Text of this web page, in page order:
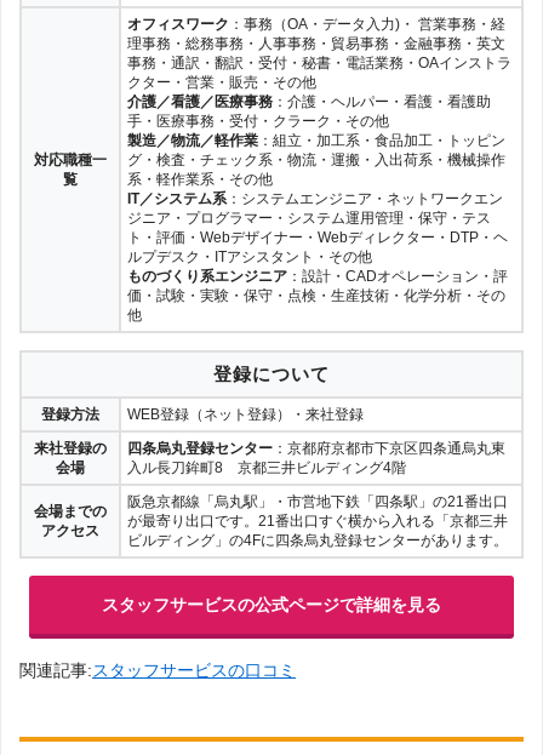
株式会社アソウ・ヒューマニーセン
0件
株式会社ワン・ワールド
対応職種一
覧
オフィスワーク ：事務（OA・データ入力)・ 営業事務・経
理事務・総務事務・人事事務・貿易事務・金融事務・英文
事務・通訳・翻訳・受付・秘書・電話業務・OAインストラ
クター・営業・販売・その他
介護／看護／医療事務 ：介護・ヘルパー・看護・看護助
手・医療事務・受付・クラーク・その他
製造／物流／軽作業 ：組立・加工系・食品加工・トッピン
グ・検査・チェック系・物流・運搬・入出荷系・機械操作
系・軽作業系・その他
IT／システム系：システムエンジニア・ネットワークエン
ジニア・プログラマー・システム運用管理・保守・テス
ト・評価・Webデザイナー・Webディレクター・DTP・ヘ
ルプデスク・ITアシスタント・その他
ものづくり系エンジニア ：設計・CADオペレーション・評
価・試験・実験・保守・点検・生産技術・化学分析・その
他
登録について
登録方法
WEB登録（ネット登録）・来社登録
来社登録の
会場
四条烏丸登録センター ：京都府京都市下京区四条通烏丸東
入ル長刀鉾町8 京都三井ビルディング4階
会場までの
アクセス
阪急京都線「烏丸駅」・市営地下鉄「四条駅」の21番出口
が最寄り出口です。21番出口すぐ横から入れる「京都三井
ビルディング」の4Fに四条烏丸登録センターがあります。
スタッフサービスの公式ページで詳細を見る
関連記事:スタッフサービスの口コミ